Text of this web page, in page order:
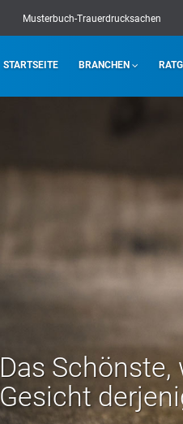
Musterbuch-Trauerdrucksachen
STARTSEITE BRANCHEN
Das
Gesicht